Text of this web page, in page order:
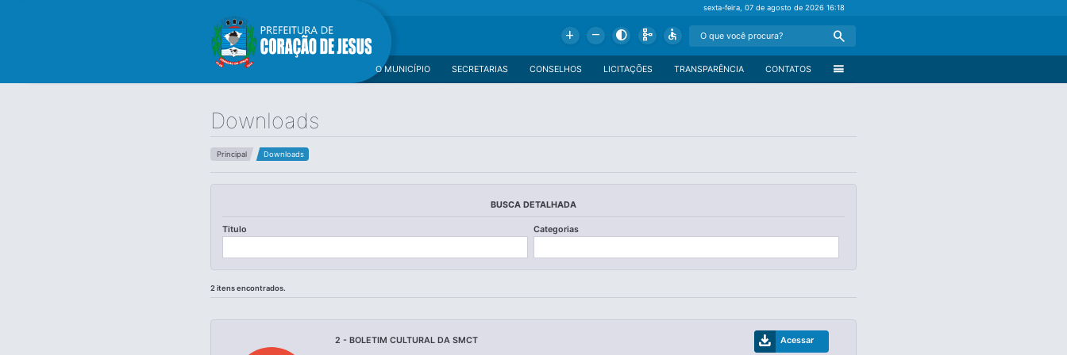
sexta-feira, 07 de agosto de 202616:18
Add Remove Contrast Schema Accessible Search
menu
CONTATOS
TRANSPARÊNCIA
LICITAÇÕES
CONSELHOS
SECRETARIAS
O MUNICÍPIO
Downloads
Principal Downloads
BUSCA DETALHADA
Titulo Categorias
2 itens encontrados.
2 - BOLETIM CULTURAL DA SMCT download Acessar